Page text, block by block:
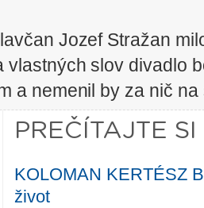
Jozef Stražan
slov divadlo
a nemenil by za nič na
PREČÍTAJTE SI
KOLOMAN KERTÉSZ
život